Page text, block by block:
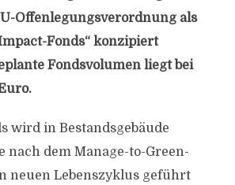
Offenlegungsverordnung als
Fonds“ konzipiert
Fondsvolumen liegt bei
wird in Bestandsgebäude
nach dem Manage-to-Green-
neuen Lebenszyklus geführt